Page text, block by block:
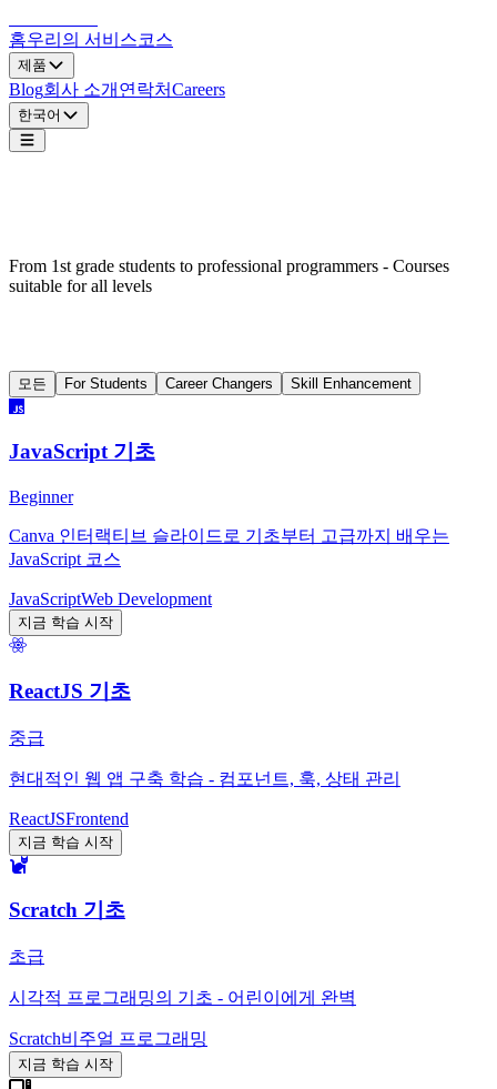
홈우리의 서비스코스
제품
Blog회사 소개 연락처Careers
한국어
From 1st grade students to professional programmers - Courses
suitable for all levels
모든 For Students Career Changers Skill Enhancement
JavaScript 기초
Beginner
Canva 인터랙티브 슬라이드로 기초부터 고급까지 배우는
JavaScript 코스
JavaScriptWeb Development
지금 학습 시작
ReactJS 기초
중급
현대적인 웹 앱 구축 학습 - 컴포넌트, 훅, 상태 관리
ReactJSFrontend
지금 학습 시작
Scratch 기초
초급
시각적 프로그래밍의 기초 - 어린이에게 완벽
Scratch비주얼 프로그래밍
지금 학습 시작